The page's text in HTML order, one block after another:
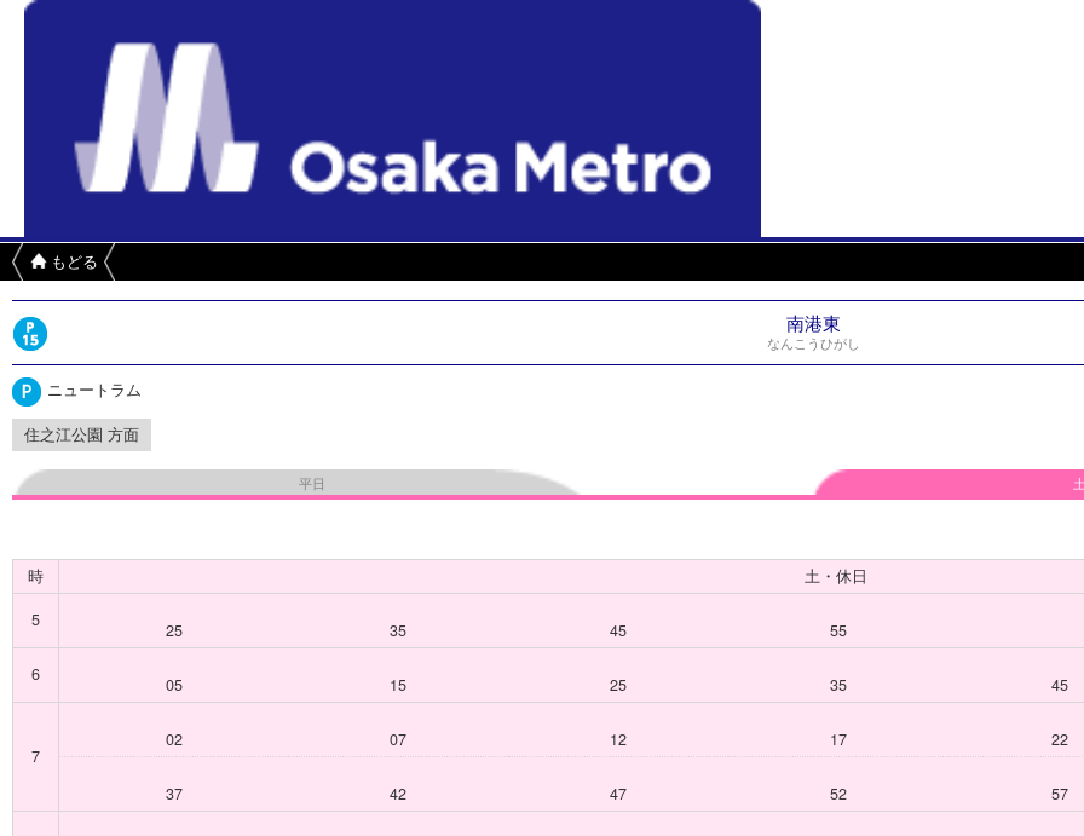
もどる
南港東
なんこうひがし
ニュートラム
住之江公園 方面
平日
時
土・休日
5
25 35 45
55
6
05 15 25 35 45
7
02 07 12 17 22
37 42 47 52 57